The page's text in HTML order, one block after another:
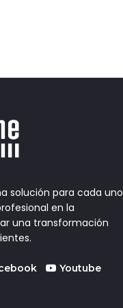
solución para cada uno
en la
una transformación
Youtube